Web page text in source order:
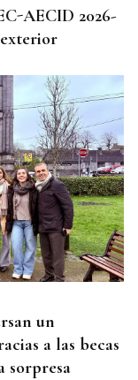
AECID 2026-
exterior
un
a las becas
sorpresa